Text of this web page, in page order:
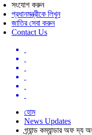
সংযোগ করুন
প্রধানমন্ত্রীকে লিখুন
জাতির সেবা করুন
Contact Us
হোম
News Updates
গ্র্যান্ড কম্যান্ডার অফ দ্য